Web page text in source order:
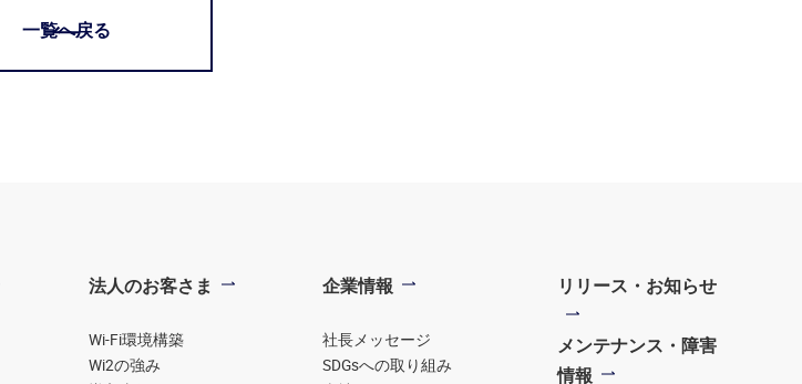
一覧へ戻る
法人のお客さま
Wi-Fi環境構築
Wi2の強み
企業情報
社長メッセージ
SDGsへの取り組み
リリース・お知らせ
メンテナンス・障害
情報